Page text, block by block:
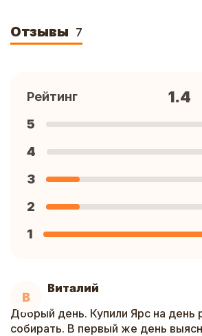
Отзывы 7
В
Виталий
Добрый день. Купили Ярс на день
собирать. В первый же день
Рейтинг 1.4
5
4
3
2
1